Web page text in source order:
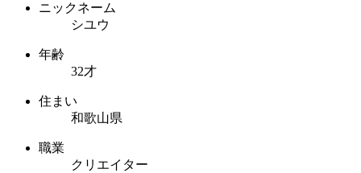
ニックネーム
シユウ
年齢
32才
住まい
和歌山県
職業
クリエイター